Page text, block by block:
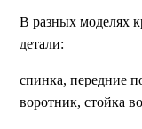
В разных моделях
детали:
спинка, передние
воротник, стойка